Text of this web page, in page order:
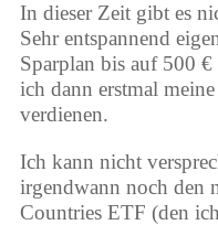
In dieser Zeit gibt es
Sehr entspannend
Sparplan bis auf 500 €
ich dann erstmal
verdienen.
Ich kann nicht
irgendwann noch den
Countries ETF (den